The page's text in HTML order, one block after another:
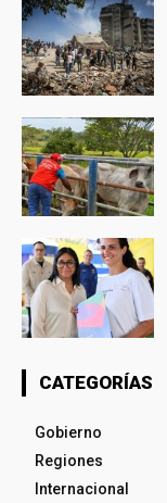
CATEGORÍAS
Gobierno
Regiones
Internacional